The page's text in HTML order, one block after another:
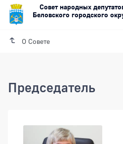
Совет народных
Беловского городского
О Совете
Председатель